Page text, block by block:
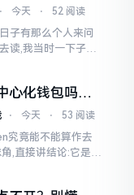
⋅ 今天 ⋅ 52 阅读
子有那么个人来问
读,我当时一下子就
个字母
心化钱包吗？
⋅ 今天 ⋅ 53 阅读
究竟能不能算作去
,直接讲结论:它是一